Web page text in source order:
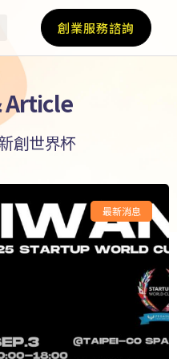
創業服務諮詢
Article
創世界杯
最新消息